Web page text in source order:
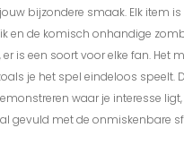
bijzondere smaak. Elk item
en de komisch onhandige
er is een soort voor elke fan.
je het spel eindeloos
waar je interesse
gevuld met de onmiskenbare